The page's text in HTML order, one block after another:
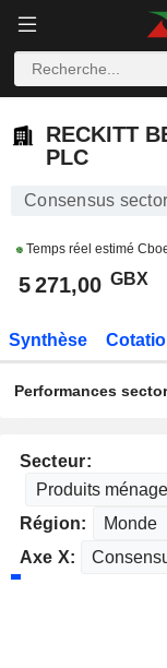
RECKITT
PLC
Consensus
Temps réel estimé
5 271,00 GBX
Synthèse
Performances
Secteur:
Région:
Axe X: